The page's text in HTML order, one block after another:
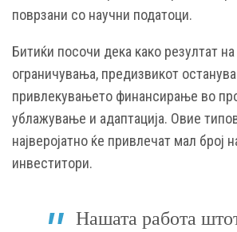
поврзани со научни податоци.
Битиќи посочи дека како резултат
ограничувања, предизвикот
привлекувањето финансирање во
ублажување и адаптација. Овие
најверојатно ќе привлечат мал број
инвеститори.
Нашата работа